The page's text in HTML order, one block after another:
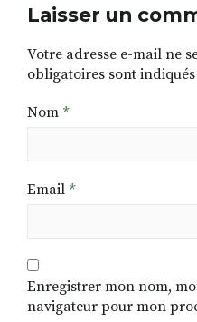
Laisser un
Votre adresse e-mail ne
obligatoires sont
Nom *
Email *
Enregistrer mon nom,
navigateur pour mon